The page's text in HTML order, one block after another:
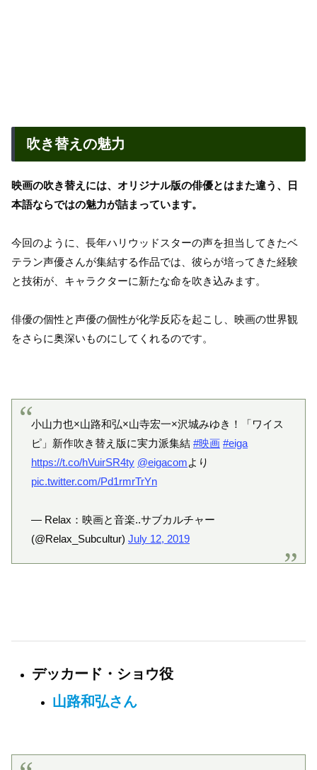
吹き替えの魅力
映画の吹き替えには、オリジナル版の俳優とはまた違う、日
本語ならではの魅力が詰まっています。
今回のように、長年ハリウッドスターの声を担当してきたベ
テラン声優さんが集結する作品では、彼らが培ってきた経験
と技術が、キャラクターに新たな命を吹き込みます。
俳優の個性と声優の個性が化学反応を起こし、映画の世界観
をさらに奥深いものにしてくれるのです。
小山力也×山路和弘×山寺宏一×沢城みゆき！「ワイス
ピ」新作吹き替え版に実力派集結 #映画 #eiga
https://t.co/hVuirSR4ty @eigacomより
pic.twitter.com/Pd1rmrTrYn
— Relax：映画と音楽..サブカルチャー
(@Relax_Subcultur) July 12, 2019
デッカード・ショウ役
山路和弘さん